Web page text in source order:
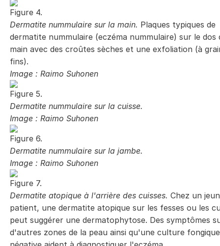
Figure 4.
Dermatite nummulaire sur la main. Plaques typiques de
dermatite nummulaire (eczéma nummulaire) sur le dos
main avec des croûtes sèches et une exfoliation (à
fins).
Image : Raimo Suhonen
Figure 5.
Dermatite nummulaire sur la cuisse.
Image : Raimo Suhonen
Figure 6.
Dermatite nummulaire sur la jambe.
Image : Raimo Suhonen
Figure 7.
Dermatite atopique à l'arrière des cuisses. Chez un
patient, une dermatite atopique sur les fesses ou les
peut suggérer une dermatophytose. Des symptômes
d'autres zones de la peau ainsi qu'une culture fongique